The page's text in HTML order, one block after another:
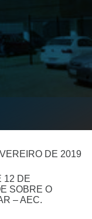
DE 2019
12 DE
SOBRE O
– AEC.